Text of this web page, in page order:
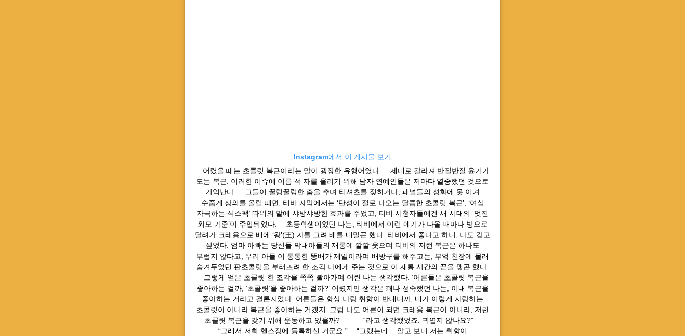
Instagram에서 이 게시물 보기
⠀ 어렸을 때는 초콜릿 복근이라는 말이 굉장한 유행어였다. ⠀ 제대로 갈라져 반질반질 윤기가
도는 복근. 이러한 이슈에 이름 석 자를 올리기 위해 남자 연예인들은 저마다 열중했던 것으로
기억난다. ⠀ 그들이 꿀렁꿀렁한 춤을 추며 티셔츠를 젖히거나, 패널들의 성화에 못 이겨
수줍게 상의를 올릴 때면, 티비 자막에서는 ‘탄성이 절로 나오는 달콤한 초콜릿 복근’, ‘여심
자극하는 식스팩’ 따위의 말에 샤방샤방한 효과를 주었고, 티비 시청자들에겐 새 시대의 ‘멋진
외모 기준’이 주입되었다. ⠀ 초등학생이었던 나는, 티비에서 이런 얘기가 나올 때마다 방으로
달려가 크레용으로 배에 ‘왕’(王) 자를 그려 배를 내밀곤 했다. 티비에서 좋다고 하니, 나도 갖고
싶었다. 엄마 아빠는 당신들 막내아들의 재롱에 깔깔 웃으며 티비의 저런 복근은 하나도
부럽지 않다고, 우리 아들 이 통통한 똥배가 제일이라며 배방구를 해주고는, 부엌 천장에 몰래
숨겨두었던 판초콜릿을 부러뜨려 한 조각 나에게 주는 것으로 이 재롱 시간의 끝을 맺곤 했다.
⠀ 그렇게 얻은 초콜릿 한 조각을 쪽쪽 빨아가며 어린 나는 생각했다. ‘어른들은 초콜릿 복근을
좋아하는 걸까, ‘초콜릿’을 좋아하는 걸까?’ 어렸지만 생각은 꽤나 성숙했던 나는, 이내 복근을
좋아하는 거라고 결론지었다. 어른들은 항상 나랑 취향이 반대니까, 내가 이렇게 사랑하는
초콜릿이 아니라 복근을 좋아하는 거겠지. 그럼 나도 어른이 되면 크레용 복근이 아니라, 저런
초콜릿 복근을 갖기 위해 운동하고 있을까? ⠀ ⠀ ⠀ “라고 생각했었죠. 귀엽지 않나요?” ⠀
“그래서 저희 헬스장에 등록하신 거군요.” ⠀ “그랬는데… 알고 보니 저는 취향이